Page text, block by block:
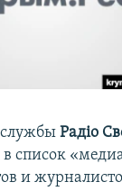
Радіо
список
и